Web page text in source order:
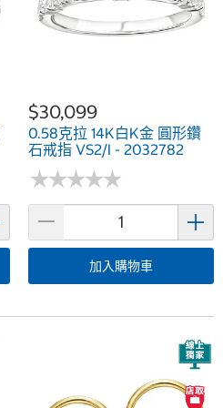
$30,099
0.58克拉 14K白K金 圓形鑽
石戒指 VS2/I - 2032782
★★★★★
★★★★★
加入購物車